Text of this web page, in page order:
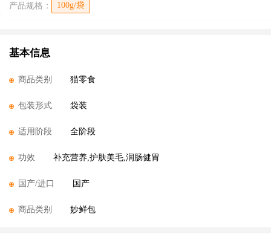
产品规格： 100g/袋
基本信息
商品类别 猫零食
包装形式 袋装
适用阶段 全阶段
功效 补充营养,护肤美毛,润肠健胃
国产/进口 国产
商品类别 妙鲜包